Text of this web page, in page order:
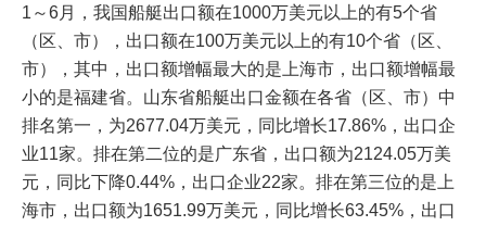
1～6月，我国船艇出口额在1000万美元以上的有5个省
（区、市），出口额在100万美元以上的有10个省（区、
市），其中，出口额增幅最大的是上海市，出口额增幅最
小的是福建省。山东省船艇出口金额在各省（区、市）中
排名第一，为2677.04万美元，同比增长17.86%，出口企
业11家。排在第二位的是广东省，出口额为2124.05万美
元，同比下降0.44%，出口企业22家。排在第三位的是上
海市，出口额为1651.99万美元，同比增长63.45%，出口